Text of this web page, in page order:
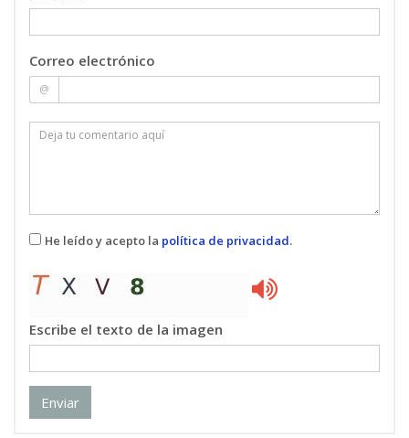
Correo electrónico
@
He leído y acepto la política de privacidad.
Escribe el texto de la imagen
Enviar